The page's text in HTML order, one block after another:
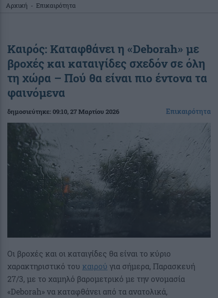
Αρχική - Επικαιρότητα
Καιρός: Καταφθάνει η «Deborah» με
βροχές και καταιγίδες σχεδόν σε όλη
τη χώρα – Πού θα είναι πιο έντονα τα
φαινόμενα
δημοσιεύτηκε:09:10, 27 Μαρτίου 2026 Επικαιρότητα
Οι βροχές και οι καταιγίδες θα είναι το κύριο
χαρακτηριστικό του καιρού για σήμερα, Παρασκευή
27/3, με το χαμηλό βαρομετρικό με την ονομασία
«Deborah» να καταφθάνει από τα ανατολικά,